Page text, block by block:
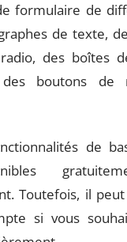
formulaire de
de texte,
des boîtes
des boutons de
de
Toutefois, il
si vous